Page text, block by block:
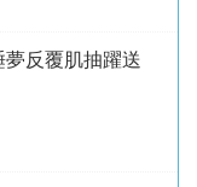
反覆肌抽躍送